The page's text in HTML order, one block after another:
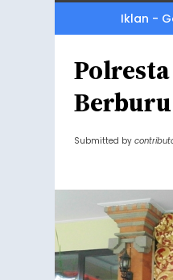
Iklan -
Submitted by